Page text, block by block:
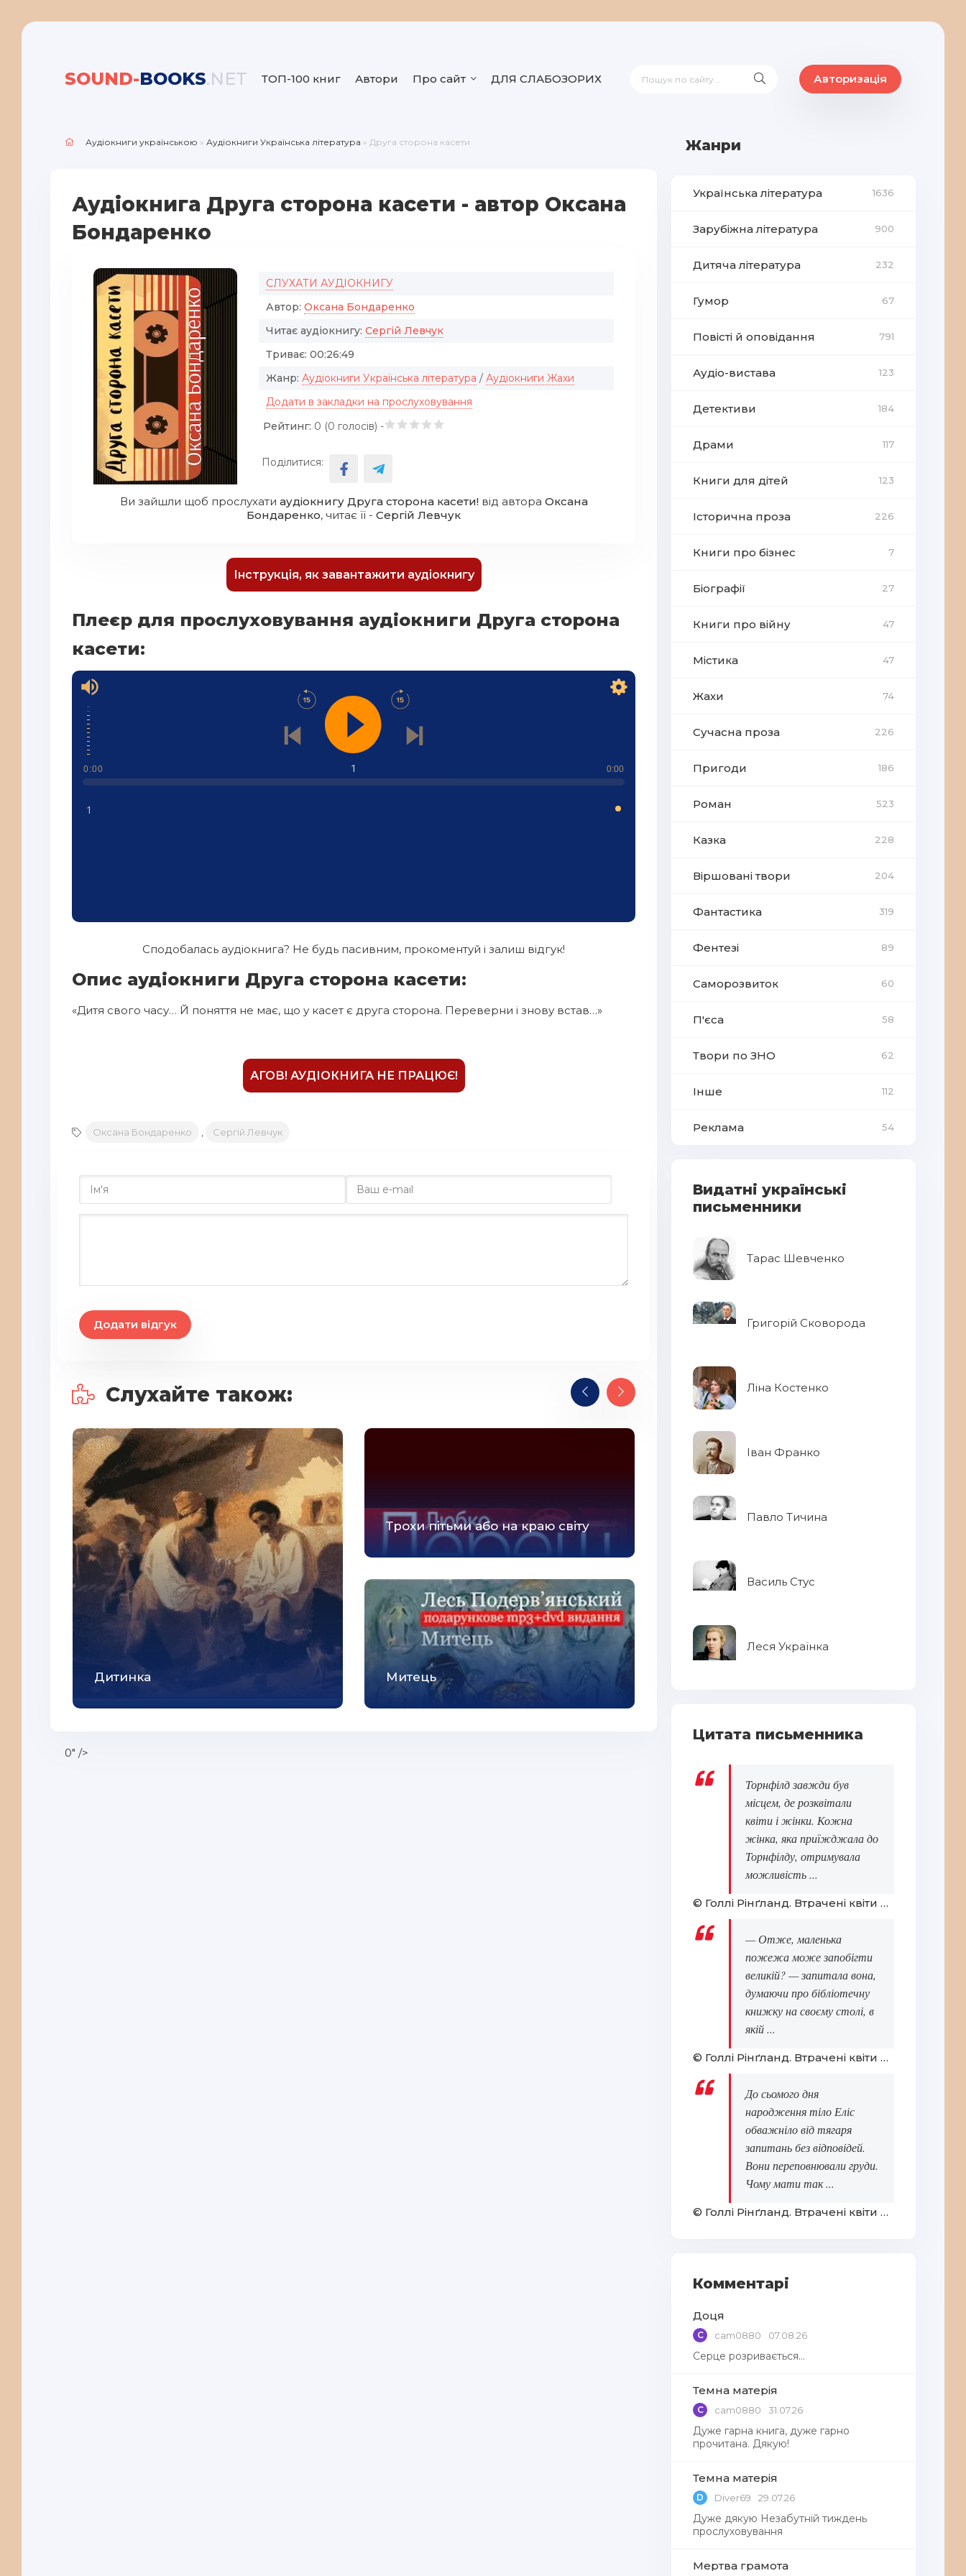
SOUND-BOOKS.NET ТОП-100 книг Автори Про сайт ДЛЯ СЛАБОЗОРИХ Авторизація
Аудіокниги українською » Аудіокниги Українська література » Друга сторона касети
Аудіокнига Друга сторона касети - автор Оксана
Бондаренко
СЛУХАТИ АУДІОКНИГУ
Автор: Оксана Бондаренко
Читає аудіокнигу: Сергій Левчук
Триває: 00:26:49
Жанр: Аудіокниги Українська література / Аудіокниги Жахи
Додати в закладки на прослуховування
Рейтинг: 0 (0 голосів) -
Поділитися:
Ви зайшли щоб прослухати аудіокнигу Друга сторона касети!від автора Оксана
Бондаренко, читає її - Сергій Левчук
Інструкція, як завантажити аудіокнигу
Плеєр для прослуховування аудіокниги Друга сторона
касети:
1
0:00 0:00
1
Сподобалась аудіокнига? Не будь пасивним, прокоментуй і залиш відгук!
Опис аудіокниги Друга сторона касети:
«Дитя свого часу… Й поняття не має, що у касет є друга сторона. Переверни і знову встав…»
АГОВ! АУДІОКНИГА НЕ ПРАЦЮЄ!
Оксана Бондаренко Сергій Левчук
Додати відгук
Слухайте також:
Дитинка
Трохи пітьми або на краю світу
Митець
0" />
Жанри
Українська література 1636
Зарубіжна література 900
Дитяча література 232
Гумор 67
Повісті й оповідання 791
Аудіо-вистава 123
Детективи 184
Драми 117
Книги для дітей 123
Історична проза 226
Книги про бізнес 7
Біографії 27
Книги про війну 47
Містика 47
Жахи 74
Сучасна проза 226
Пригоди 186
Роман 523
Казка 228
Віршовані твори 204
Фантастика 319
Фентезі 89
Саморозвиток 60
П'єса 58
Твори по ЗНО 62
Інше 112
Реклама 54
Видатні українські
письменники
Тарас Шевченко
Григорій Сковорода
Ліна Костенко
Іван Франко
Павло Тичина
Василь Стус
Леся Українка
Цитата письменника
Торнфілд завжди був
місцем, де розквітали
квіти і жінки. Кожна
жінка, яка приїжджала до
Торнфілду, отримувала
можливість ...
© Голлі Рінґланд. Втрачені квіти Еліс Гарт
— Отже, маленька
пожежа може запобігти
великій? — запитала вона,
думаючи про бібліотечну
книжку на своєму столі, в
якій ...
© Голлі Рінґланд. Втрачені квіти Еліс Гарт
До сьомого дня
народження тіло Еліс
обважніло від тягаря
запитань без відповідей.
Вони переповнювали груди.
Чому мати так ...
© Голлі Рінґланд. Втрачені квіти Еліс Гарт
Комментарі
Доця
C cam0880 07.08.26
Серце розривається…
Темна матерія
C cam0880 31.07.26
Дуже гарна книга, дуже гарно
прочитана. Дякую!
Темна матерія
D Diver69 29.07.26
Дуже дякую Незабутній тиждень
прослуховування
Мертва грамота